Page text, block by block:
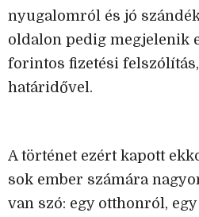
nyugalomról és jó
oldalon pedig megjelenik
forintos fizetési
határidővel.
A történet ezért kapott
sok ember számára
van szó: egy otthonról,